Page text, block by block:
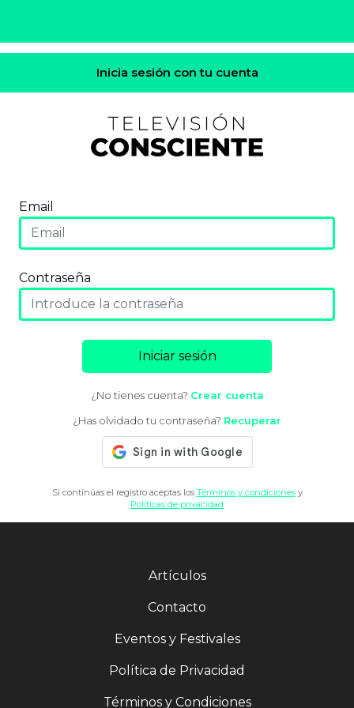
Inicia sesión con tu cuenta
Email
Contraseña
Iniciar sesión
¿No tienes cuenta? Crear cuenta
¿Has olvidado tu contraseña? Recuperar
Si continúas el registro aceptas los Términos y condicionesy
Políticas de privacidad
Artículos
Contacto
Eventos y Festivales
Política de Privacidad
Términos y Condiciones